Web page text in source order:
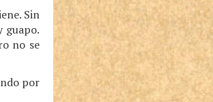
Sin
guapo.
no se
por